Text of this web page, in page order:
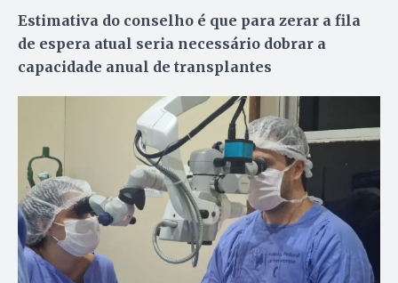
Estimativa do conselho é que para zerar a fila
de espera atual seria necessário dobrar a
capacidade anual de transplantes